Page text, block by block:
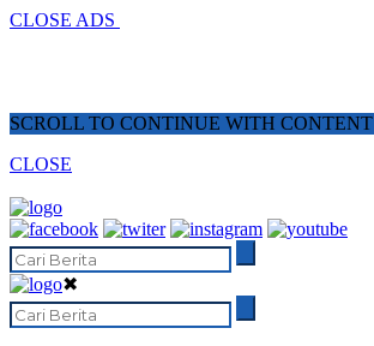
CLOSE ADS
SCROLL TO CONTINUE WITH CONTENT
CLOSE
✖